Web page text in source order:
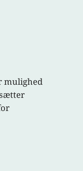
mulighed